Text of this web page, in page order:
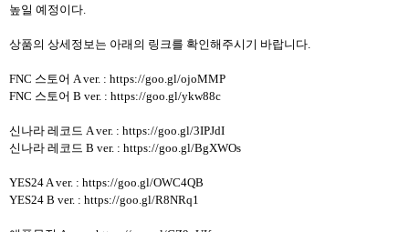
높일 예정이다.
상품의 상세정보는 아래의 링크를 확인해주시기 바랍니다.
FNC 스토어 A ver. : https://goo.gl/ojoMMP
FNC 스토어 B ver. : https://goo.gl/ykw88c
신나라 레코드 A ver. : https://goo.gl/3IPJdI
신나라 레코드 B ver. : https://goo.gl/BgXWOs
YES24 A ver. : https://goo.gl/OWC4QB
YES24 B ver. : https://goo.gl/R8NRq1